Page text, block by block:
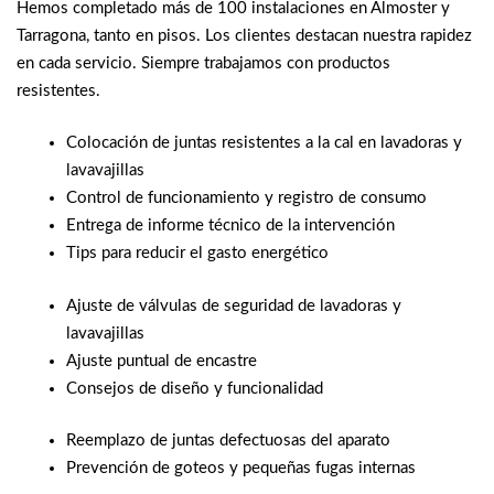
Hemos completado más de 100 instalaciones en Almoster y
Tarragona, tanto en pisos. Los clientes destacan nuestra rapidez
en cada servicio. Siempre trabajamos con productos
resistentes.
Colocación de juntas resistentes a la cal en lavadoras y
lavavajillas
Control de funcionamiento y registro de consumo
Entrega de informe técnico de la intervención
Tips para reducir el gasto energético
Ajuste de válvulas de seguridad de lavadoras y
lavavajillas
Ajuste puntual de encastre
Consejos de diseño y funcionalidad
Reemplazo de juntas defectuosas del aparato
Prevención de goteos y pequeñas fugas internas